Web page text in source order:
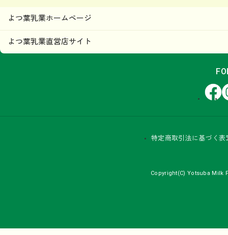
よつ葉乳業ホームページ
よつ葉乳業直営店サイト
Facebook
特定商取引法に基づく表
Copyright(C) Yotsuba Milk